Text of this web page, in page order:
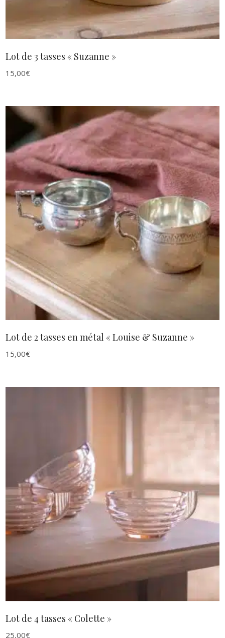
Lot de 3 tasses « Suzanne »
15,00€
AJOUTER AU PANIER
Lot de 2 tasses en métal « Louise & Suzanne »
15,00€
AJOUTER AU PANIER
Lot de 4 tasses « Colette »
25,00€